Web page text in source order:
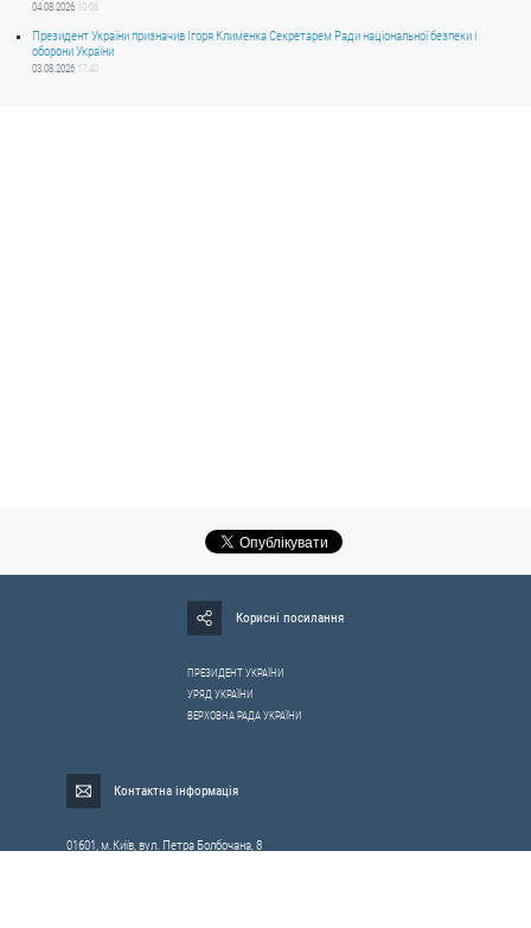
04.08.2026 10:06
Президент України призначив Ігоря Клименка Секретарем Ради національної безпеки і
оборони України
03.08.2026 17:40
Корисні посилання
ПРЕЗИДЕНТ УКРАЇНИ
УРЯД УКРАЇНИ
ВЕРХОВНА РАДА УКРАЇНИ
Контактна інформація
01601, м.Київ, вул. Петра Болбочана, 8